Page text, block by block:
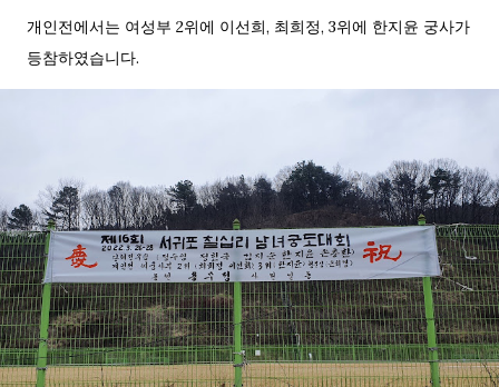
개인전에서는 여성부 2위에 이선희, 최희정, 3위에 한지윤 궁사가
등참하였습니다.